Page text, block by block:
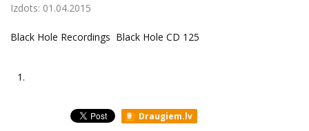
Izdots: 01.04.2015
Black Hole Recordings Black Hole CD 125
1.
Draugiem.lv